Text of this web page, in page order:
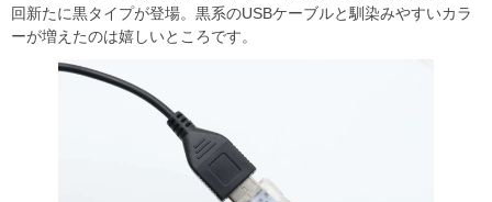
回新たに黒タイプが登場。黒系のUSBケーブルと馴染みやすいカラ
ーが増えたのは嬉しいところです。